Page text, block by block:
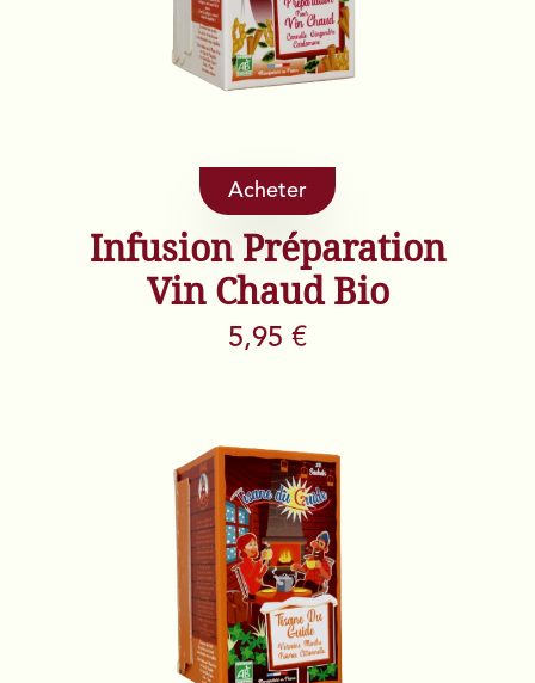
Acheter
Infusion Préparation
Vin Chaud Bio
5,95 €